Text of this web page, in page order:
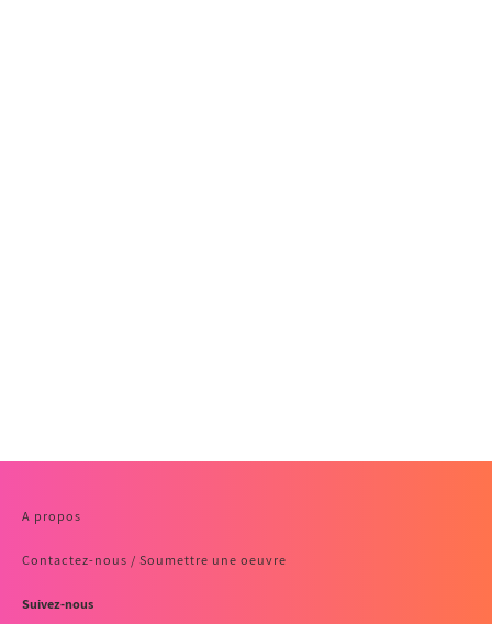
A propos
Contactez-nous / Soumettre une oeuvre
Suivez-nous